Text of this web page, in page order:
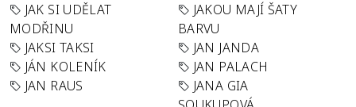
JAK SI UDĚLAT
MODŘINU
JAKOU MAJÍ ŠATY
BARVU
JAKSI TAKSI
JAN JANDA
JÁN KOLENÍK
JAN PALACH
JAN RAUS
JANA GIA